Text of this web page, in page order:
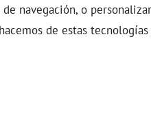
navegación, o
de estas